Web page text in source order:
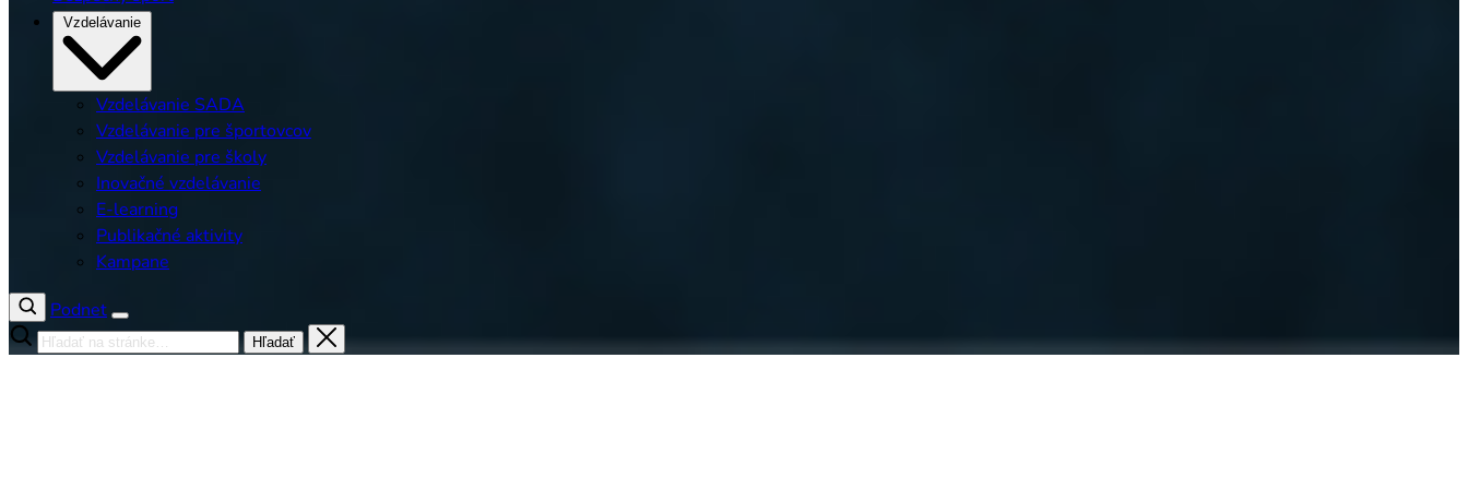
Vzdelávanie
Vzdelávanie SADA
Vzdelávanie pre športovcov
Vzdelávanie pre školy
Inovačné vzdelávanie
E-learning
Publikačné aktivity
Kampane
Podnet
Hľadať